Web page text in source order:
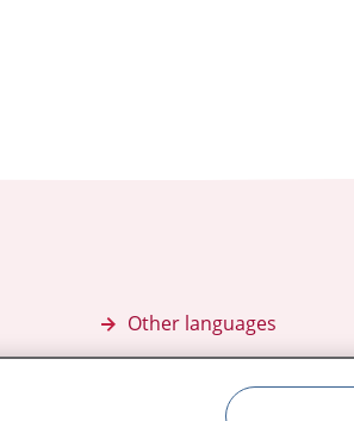
Other languages